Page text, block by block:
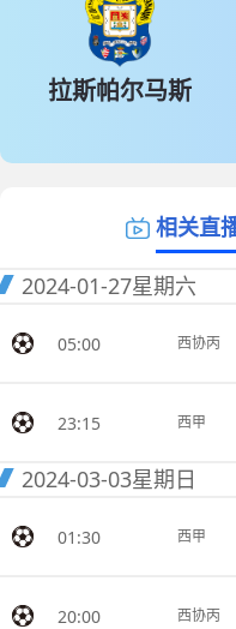
拉斯帕尔马斯
相关直
2024-01-27星期六
05:00 西协丙
23:15 西甲
2024-03-03星期日
01:30 西甲
20:00 西协丙